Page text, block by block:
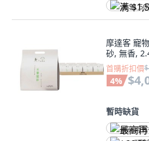
满
摩達客 寵
砂, 無香,
首購折扣價
4%
暫時缺貨
最高再